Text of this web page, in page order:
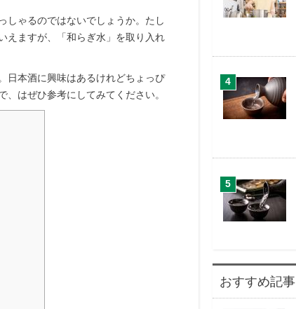
しゃるのではないでしょうか。たし
えますが、「和らぎ水」を取り入れ
日本酒に興味はあるけれどちょっぴ
はぜひ参考にしてみてください。
おすすめ記事